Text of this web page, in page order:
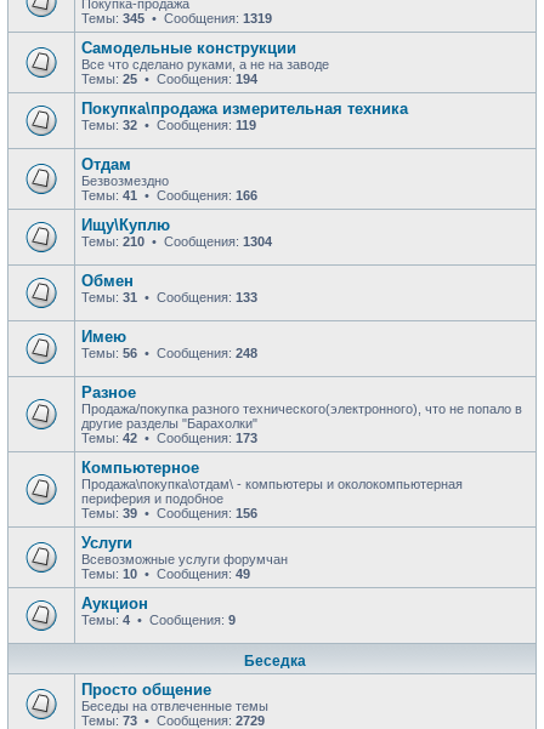
Покупка-продажа
Темы: 345 • Сообщения: 1319
Самодельные конструкции
Все что сделано руками, а не на заводе
Темы: 25 • Сообщения: 194
Покупка\продажа измерительная техника
Темы: 32 • Сообщения: 119
Отдам
Безвозмездно
Темы: 41 • Сообщения: 166
Ищу\Куплю
Темы: 210 • Сообщения: 1304
Обмен
Темы: 31 • Сообщения: 133
Имею
Темы: 56 • Сообщения: 248
Разное
Продажа/покупка разного технического(электронного), что не попало в
другие разделы "Барахолки"
Темы: 42 • Сообщения: 173
Компьютерное
Продажа\покупка\отдам\ - компьютеры и околокомпьютерная
периферия и подобное
Темы: 39 • Сообщения: 156
Услуги
Всевозможные услуги форумчан
Темы: 10 • Сообщения: 49
Аукцион
Темы: 4 • Сообщения: 9
Беседка
Просто общение
Беседы на отвлеченные темы
Темы: 73 • Сообщения: 2729